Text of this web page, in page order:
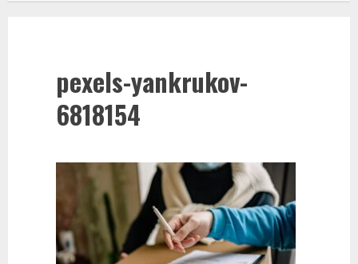
pexels-yankrukov-
6818154